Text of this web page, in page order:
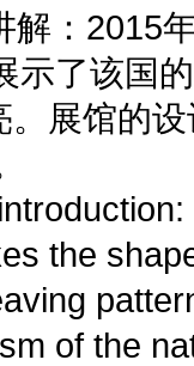
：2015
示了该国
展馆的
the
of the